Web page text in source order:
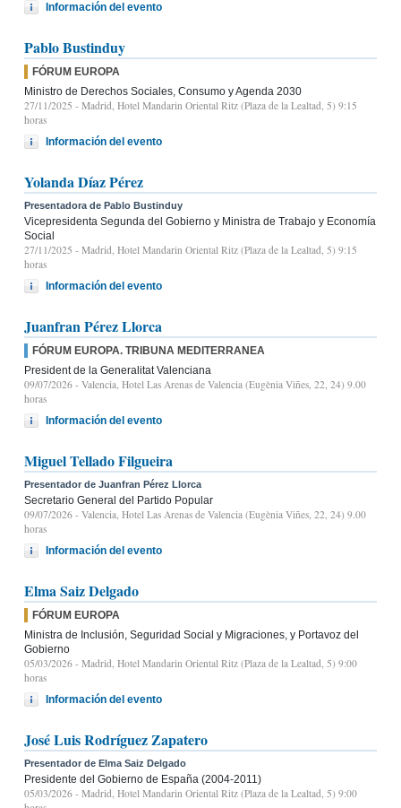
Información del evento
Pablo Bustinduy
FÓRUM EUROPA
Ministro de Derechos Sociales, Consumo y Agenda 2030
27/11/2025 - Madrid, Hotel Mandarin Oriental Ritz (Plaza de la Lealtad, 5) 9:15
horas
Información del evento
Yolanda Díaz Pérez
Presentadora de Pablo Bustinduy
Vicepresidenta Segunda del Gobierno y Ministra de Trabajo y Economía
Social
27/11/2025 - Madrid, Hotel Mandarin Oriental Ritz (Plaza de la Lealtad, 5) 9:15
horas
Información del evento
Juanfran Pérez Llorca
FÓRUM EUROPA. TRIBUNA MEDITERRANEA
President de la Generalitat Valenciana
09/07/2026 - Valencia, Hotel Las Arenas de Valencia (Eugènia Viñes, 22, 24) 9.00
horas
Información del evento
Miguel Tellado Filgueira
Presentador de Juanfran Pérez Llorca
Secretario General del Partido Popular
09/07/2026 - Valencia, Hotel Las Arenas de Valencia (Eugènia Viñes, 22, 24) 9.00
horas
Información del evento
Elma Saiz Delgado
FÓRUM EUROPA
Ministra de Inclusión, Seguridad Social y Migraciones, y Portavoz del
Gobierno
05/03/2026 - Madrid, Hotel Mandarin Oriental Ritz (Plaza de la Lealtad, 5) 9:00
horas
Información del evento
José Luis Rodríguez Zapatero
Presentador de Elma Saiz Delgado
Presidente del Gobierno de España (2004-2011)
05/03/2026 - Madrid, Hotel Mandarin Oriental Ritz (Plaza de la Lealtad, 5) 9:00